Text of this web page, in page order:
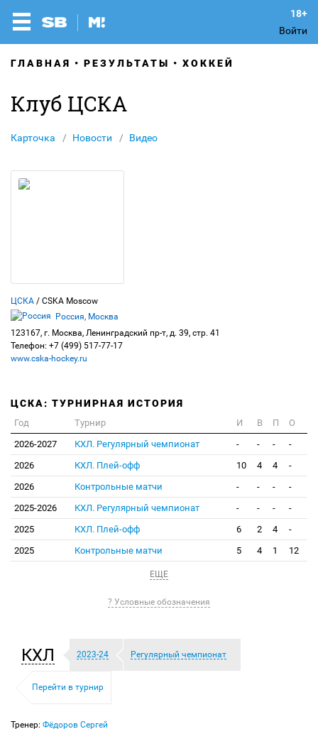
Войти
ГЛАВНАЯ РЕЗУЛЬТАТЫ ХОККЕЙ
Клуб ЦСКА
Карточка Новости Видео
ЦСКА / CSKA Moscow
Россия, Москва
123167, г. Москва, Ленинградский пр-т, д. 39, стр. 41
Телефон: +7 (499) 517-77-17
www.cska-hockey.ru
ЦСКА: ТУРНИРНАЯ ИСТОРИЯ
Год Турнир И В П
О
2026-2027
КХЛ. Регулярный чемпионат - - -
-
2026
КХЛ. Плей-офф 10 4 4
-
2026
Контрольные матчи - - -
-
2025-2026
КХЛ. Регулярный чемпионат - - -
-
2025
КХЛ. Плей-офф 6 2 4
-
2025
Контрольные матчи 5 4 1 12
ЕЩЕ
? Условные обозначения
КХЛ 2023-24 Регулярный чемпионат
Перейти в турнир
Тренер: Фёдоров Сергей